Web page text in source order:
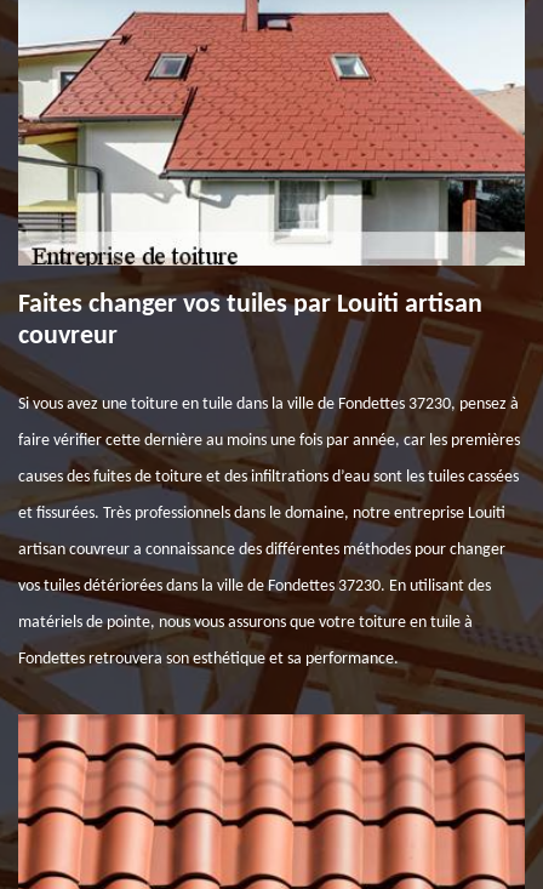
Faites changer vos tuiles par Louiti artisan
couvreur
Si vous avez une toiture en tuile dans la ville de Fondettes 37230, pensez à
faire vérifier cette dernière au moins une fois par année, car les premières
causes des fuites de toiture et des infiltrations d’eau sont les tuiles cassées
et fissurées. Très professionnels dans le domaine, notre entreprise Louiti
artisan couvreur a connaissance des différentes méthodes pour changer
vos tuiles détériorées dans la ville de Fondettes 37230. En utilisant des
matériels de pointe, nous vous assurons que votre toiture en tuile à
Fondettes retrouvera son esthétique et sa performance.